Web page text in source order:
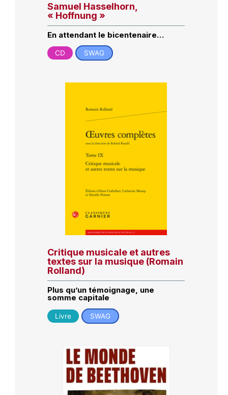
Samuel Hasselhorn,
« Hoffnung »
En attendant le bicentenaire…
CD SWAG
Critique musicale et autres
textes sur la musique (Romain
Rolland)
Plus qu’un témoignage, une
somme capitale
Livre SWAG